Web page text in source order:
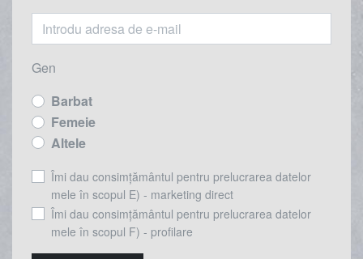
Gen
Barbat
Femeie
Altele
Îmi dau consimțământul pentru prelucrarea datelor
mele în scopul E) - marketing direct
Îmi dau consimțământul pentru prelucrarea datelor
mele în scopul F) - profilare